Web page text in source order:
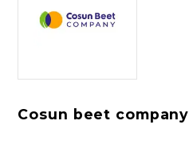
Cosun beet company